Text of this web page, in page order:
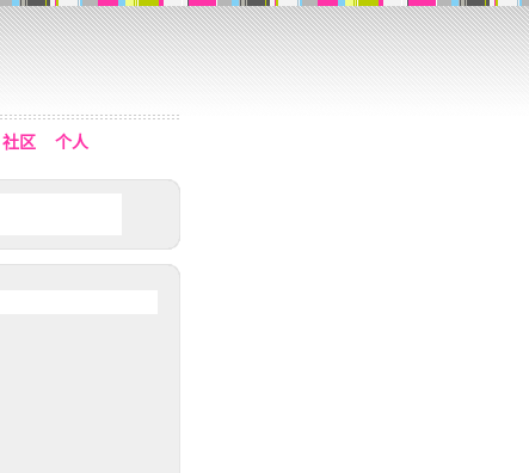
社区 个人